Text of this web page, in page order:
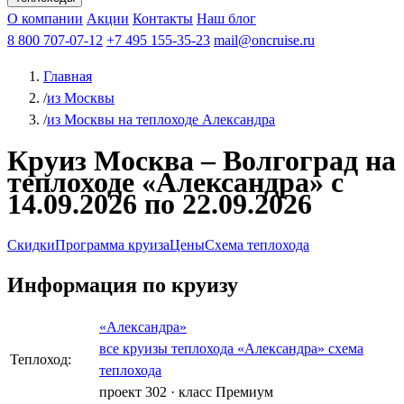
Чебоксарыиз Волгоградаиз Саратова Все города
КазаньВ Нижний НовгородВ ПермьВ Ростов-на-Дону
РыбинскНа СоловкиНа ВалаамПо ОкеПо Енисею
Афанасий Никитин Октябрьская революция
ФединАлександр СвешниковИван
МироновА.С.Попов
О компании Акции Контакты Наш блог
8 800 707-07-12 +7 495 155-35-23 mail@oncruise.ru
Главная
/из Москвы
/из Москвы на теплоходе Александра
Круиз Москва – Волгоград на
теплоходе «Александра» с
14.09.2026 по 22.09.2026
СкидкиПрограмма круизаЦеныСхема теплохода
Информация по круизу
Теплоход:
«Александра»
все круизы теплохода «Александра» схема
теплохода
проект 302 · класс Премиум